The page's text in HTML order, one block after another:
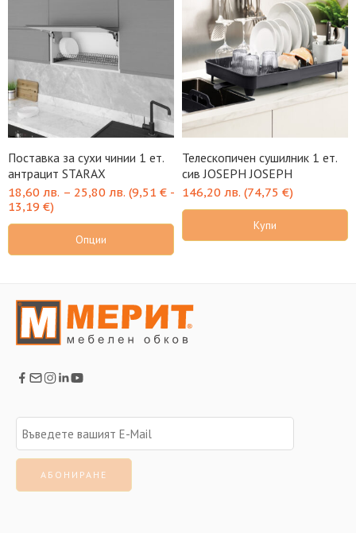
Поставка за сухи чинии 1 ет.
антрацит STARAX
18,60 лв. – 25,80 лв. (9,51 € -
13,19 €)
Опции
Телескопичен сушилник 1 ет.
сив JOSEPH JOSEPH
146,20 лв. (74,75 €)
Купи